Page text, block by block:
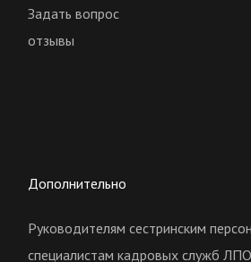
Задать вопрос
отзывы
Дополнительно
Руководителям сестринским
специалистам кадровых служб ЛПО